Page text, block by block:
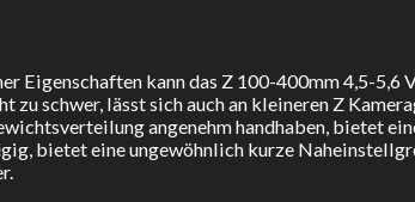
Eigenschaften kann das Z 100-400mm 4,5-5,6
zu schwer, lässt sich auch an kleineren Z
angenehm handhaben, bietet
bietet eine ungewöhnlich kurze